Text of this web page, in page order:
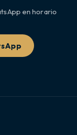
en horario